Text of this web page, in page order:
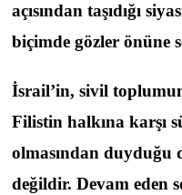
açısından taşıdığı
biçimde gözler önüne
İsrail’in, sivil
Filistin halkına karşı
olmasından duyduğu
değildir. Devam eden